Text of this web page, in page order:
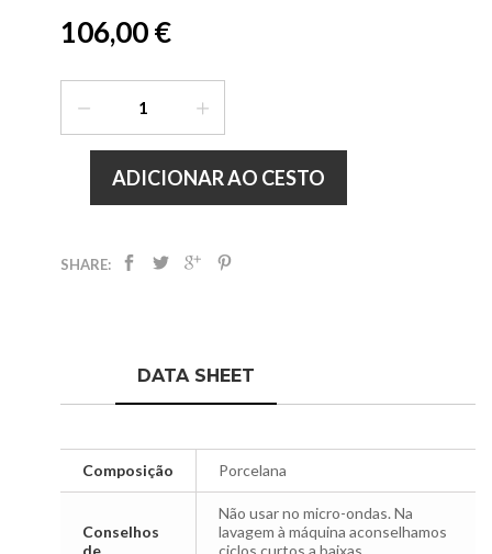
106,00 €
ADICIONAR AO CESTO
SHARE:
DATA SHEET
Composição Porcelana
Conselhos
de
Não usar no micro-ondas. Na
lavagem à máquina aconselhamos
ciclos curtos a baixas